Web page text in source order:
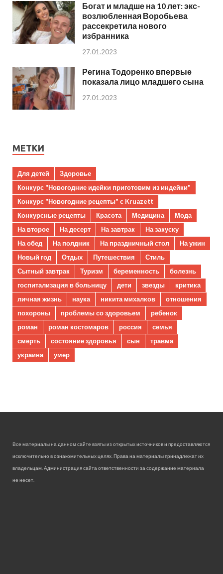
Богат и младше на 10 лет: экс-
возлюбленная Воробьева
рассекретила нового
избранника
27.01.2023
Регина Тодоренко впервые
показала лицо младшего сына
27.01.2023
МЕТКИ
Для детей
Здоровье
Конкурс "Новогодние идейки приготовим из индейки"
Конкурс "Новогодние рецепты" с Kruazett
Конкурсные рецепты
Красота Медицина
Мода
На второе
На десерт На завтрак
На закуску
На обед
На полдник На праздничный стол
На ужин
Новый год
Отдых Путешествия
Стиль
Сытный завтрак
Туризм беременность
болезнь
госпитализация в больницу
дети звезды
критика
личная жизнь
наука никита михалков
отношения
похороны
проблемы со здоровьем
ребенок
роман
роман костомаров россия
семья
смерть
состояние здоровья сын
травма
украина
умер
Все материалы на данном сайте взяты из открытых источников и предоставляются
исключительно в ознакомительных целях. Права на материалы принадлежат их
владельцам. Администрация сайта ответственности за содержание материала
не несет.